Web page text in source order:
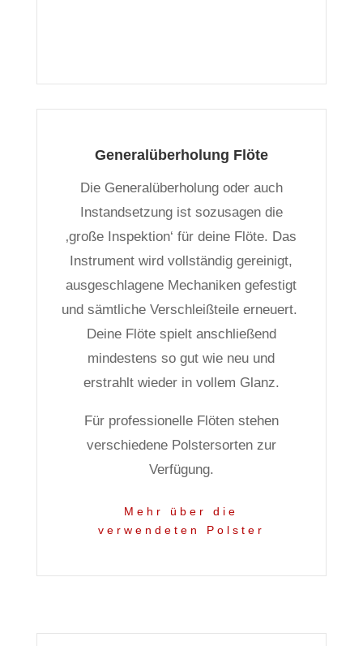
Generalüberholung Flöte
Die Generalüberholung oder auch
Instandsetzung ist sozusagen die
‚große Inspektion‘ für deine Flöte. Das
Instrument wird vollständig gereinigt,
ausgeschlagene Mechaniken gefestigt
und sämtliche Verschleißteile erneuert.
Deine Flöte spielt anschließend
mindestens so gut wie neu und
erstrahlt wieder in vollem Glanz.
Für professionelle Flöten stehen
verschiedene Polstersorten zur
Verfügung.
Mehr über die
verwendeten Polster